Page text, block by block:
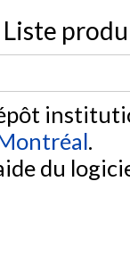
Liste
.
du